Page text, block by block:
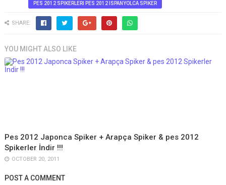
PES 2012 SPIKERLERI PES 2012 ISPANYOLCA SPIKER
SHARE:
YOU MIGHT ALSO LIKE
Pes 2012 Japonca Spiker + Arapça Spiker & pes 2012
Spikerler İndir !!!
OCTOBER 20, 2011
POST A COMMENT